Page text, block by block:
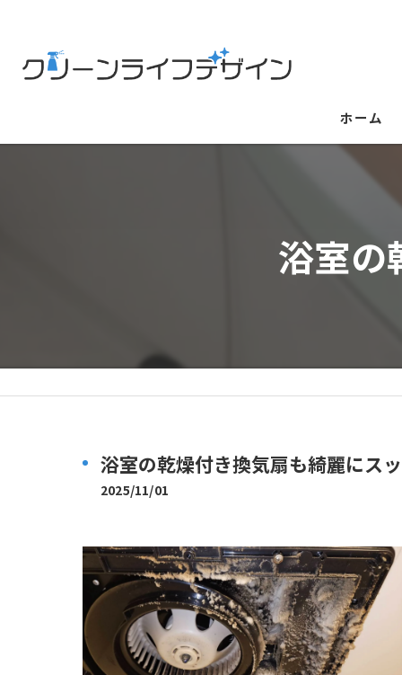
ホーム
浴室の
浴室の乾燥付き換気扇も綺麗にス
2025/11/01